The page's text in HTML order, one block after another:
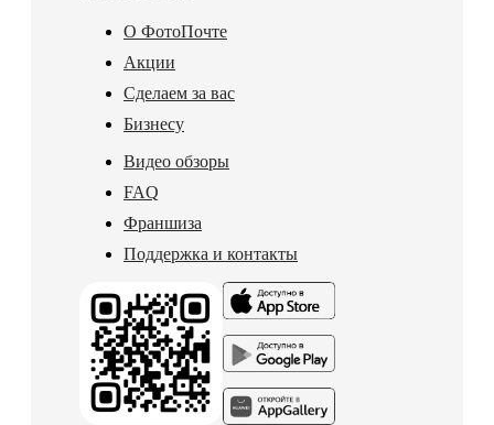
О ФотоПочте
Акции
Сделаем за вас
Бизнесу
Видео обзоры
FAQ
Франшиза
Поддержка и контакты